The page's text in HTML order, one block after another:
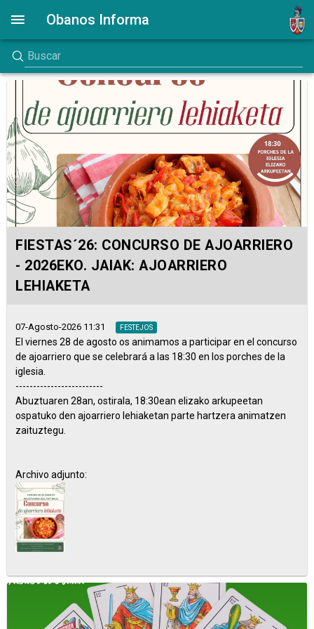
Obanos Informa
FIESTAS´26: CONCURSO DE AJOARRIERO
- 2026EKO. JAIAK: AJOARRIERO
LEHIAKETA
07-Agosto-2026 11:31 FESTEJOS
El viernes 28 de agosto os animamos a participar en el concurso
de ajoarriero que se celebrará a las 18:30 en los porches de la
iglesia.
-------------------------
Abuztuaren 28an, ostirala, 18:30ean elizako arkupeetan
ospatuko den ajoarriero lehiaketan parte hartzera animatzen
zaituztegu.
Archivo adjunto: